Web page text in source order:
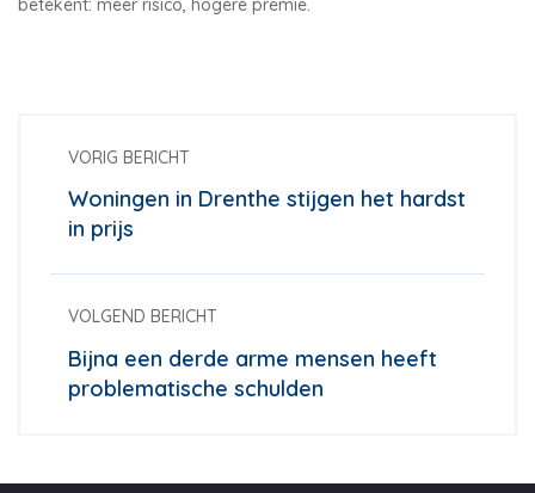
betekent: meer risico, hogere premie.
VORIG BERICHT
Woningen in Drenthe stijgen het hardst
in prijs
VOLGEND BERICHT
Bijna een derde arme mensen heeft
problematische schulden